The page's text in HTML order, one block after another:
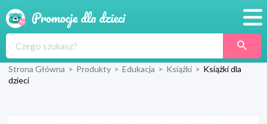
Produkty
Strona Główna > Produkty > Edukacja > Książki > Książki dla
dzieci